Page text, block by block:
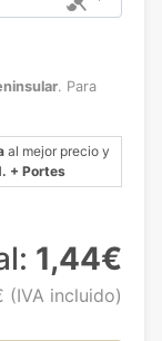
. Para
al mejor precio y
+ Portes
1,44€
(IVA incluido)